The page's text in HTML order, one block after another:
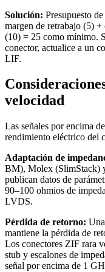
Solución: Presupuesto
margen de retrabajo (5)
(10) = 25 como mínimo.
conector, actualice a un
LIF.
velocidad
Las señales por encima
rendimiento eléctrico del
Adaptación de
BM), Molex
publican datos de
90–100 ohmios de
LVDS.
Pérdida de retorno:
mantiene la pérdida de
Los conectores ZIF rara
stub y escalones de
señal por encima de 1